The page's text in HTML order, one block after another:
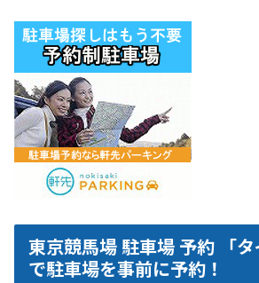
東京競馬場 駐車場 予約 「タ
で駐車場を事前に予約！